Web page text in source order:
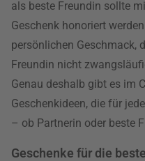
als beste Freundin sollte
Geschenk honoriert
persönlichen Geschmack,
Freundin nicht
Genau deshalb gibt es im
Geschenkideen, die für
– ob Partnerin oder beste
Geschenke für die